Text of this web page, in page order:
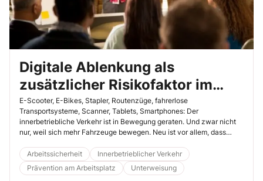
Digitale Ablenkung als
zusätzlicher Risikofaktor im
modernen betrieblichen Verkehr
E-Scooter, E-Bikes, Stapler, Routenzüge, fahrerlose
Transportsysteme, Scanner, Tablets, Smartphones: Der
innerbetriebliche Verkehr ist in Bewegung geraten. Und zwar nicht
nur, weil sich mehr Fahrzeuge bewegen. Neu ist vor allem, dass
Geschwindigkeiten, Wahrnehmungen und Erwartungen
aufeinandertreffen. Für die Unterweisung bedeutet das: Beschäftigte
müssen Verkehrssituationen heute anders lesen lernen und bewusst
Arbeitssicherheit
Innerbetrieblicher Verkehr
Prävention am Arbeitsplatz
Unterweisung